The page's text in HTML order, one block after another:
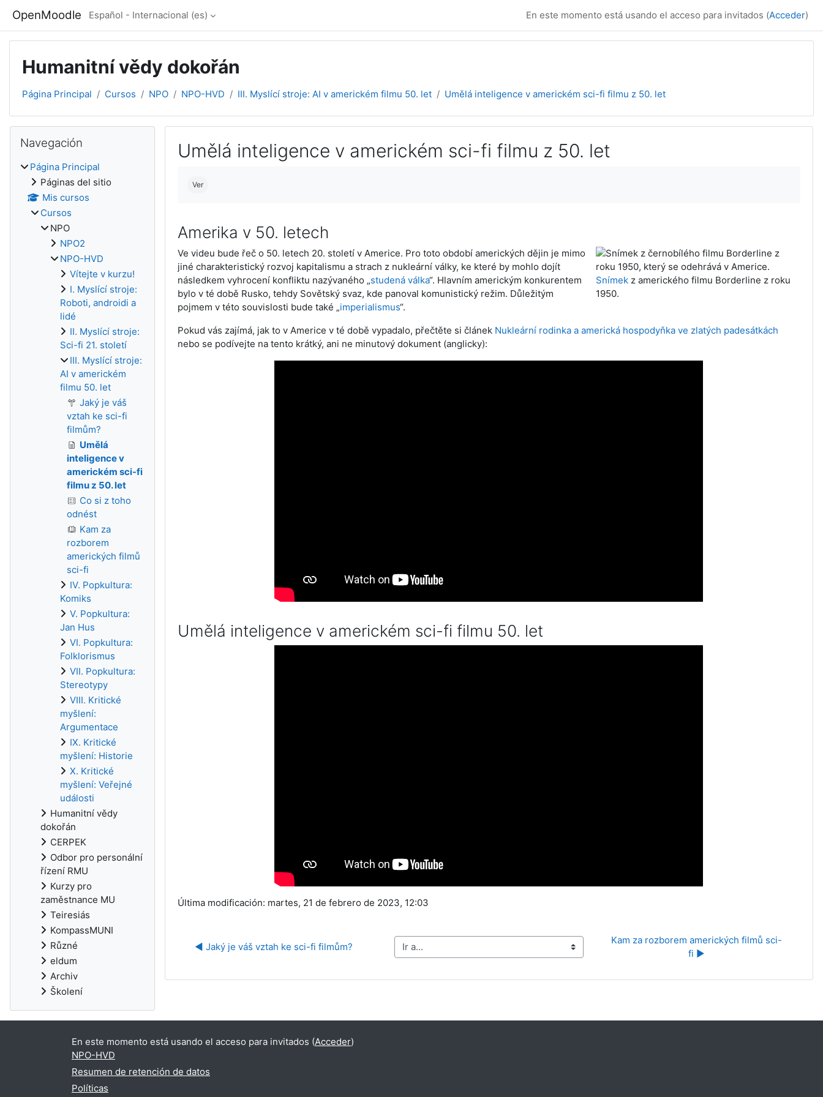
OpenMoodle Español - Internacional ‎(es)‎ En este momento está usando el acceso para invitados (Acceder)
Humanitní vědy dokořán
Página Principal Cursos NPO NPO-HVD III. Myslící stroje: AI v americkém filmu 50. let Umělá inteligence v americkém sci-fi filmu z 50. let
Umělá inteligence v americkém sci-fi filmu z 50. let
Ver
Amerika v 50. letech
Ve videu bude řeč o 50. letech 20. století v Americe. Pro toto období amerických dějin je mimo
jiné charakteristický rozvoj kapitalismu a strach z nukleární války, ke které by mohlo dojít
následkem vyhrocení konfliktu nazývaného „studená válka“. Hlavním americkým konkurentem
bylo v té době Rusko, tehdy Sovětský svaz, kde panoval komunistický režim. Důležitým
pojmem v této souvislosti bude také „imperialismus“.
Snímek z amerického filmu Borderline z roku
1950.
Pokud vás zajímá, jak to v Americe v té době vypadalo, přečtěte si článek Nukleární rodinka a americká hospodyňka ve zlatých padesátkách
nebo se podívejte na tento krátký, ani ne minutový dokument (anglicky):
Umělá inteligence v americkém sci-fi filmu 50. let
Última modificación: martes, 21 de febrero de 2023, 12:03
◀︎ Jaký je váš vztah ke sci-fi filmům? Ir a...
Kam za rozborem amerických filmů sci-
fi ▶︎
Bloques
Navegación
Página Principal
Páginas del sitio
Mis cursos
Cursos
NPO
NPO2
NPO-HVD
Vítejte v kurzu!
I. Myslící stroje:
Roboti, androidi a
lidé
II. Myslící stroje:
Sci-fi 21. století
III. Myslící stroje:
AI v americkém
filmu 50. let
Jaký je váš
vztah ke sci-fi
filmům?
Umělá
inteligence v
americkém sci-fi
filmu z 50. let
Co si z toho
odnést
Kam za
rozborem
amerických filmů
sci-fi
IV. Popkultura:
Komiks
V. Popkultura:
Jan Hus
VI. Popkultura:
Folklorismus
VII. Popkultura:
Stereotypy
VIII. Kritické
myšlení:
Argumentace
IX. Kritické
myšlení: Historie
X. Kritické
myšlení: Veřejné
události
Humanitní vědy
dokořán
CERPEK
Odbor pro personální
řízení RMU
Kurzy pro
zaměstnance MU
Teiresiás
KompassMUNI
Různé
eldum
Archiv
Školení
En este momento está usando el acceso para invitados (Acceder)
NPO-HVD
Resumen de retención de datos
Políticas